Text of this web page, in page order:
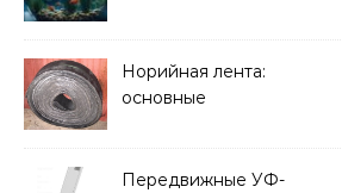
Норийная лента:
основные
и советы по выбору
Передвижные УФ-